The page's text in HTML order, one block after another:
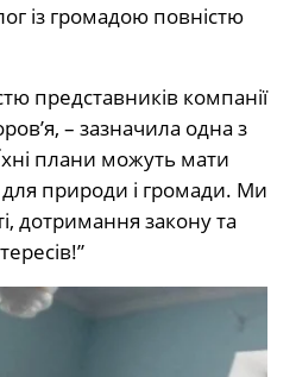
із громадою повністю
представників компанії
– зазначила одна з
плани можуть мати
для природи і громади. Ми
дотримання закону та